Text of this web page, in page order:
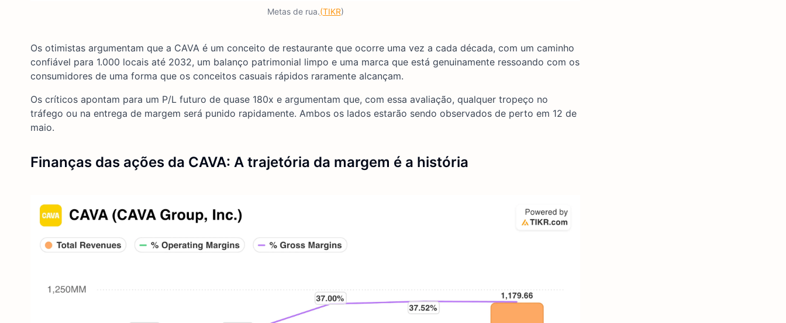
Metas de rua.(TIKR)
Os otimistas argumentam que a CAVA é um conceito de restaurante que ocorre uma vez a cada década, com um caminho
confiável para 1.000 locais até 2032, um balanço patrimonial limpo e uma marca que está genuinamente ressoando com os
consumidores de uma forma que os conceitos casuais rápidos raramente alcançam.
Os críticos apontam para um P/L futuro de quase 180x e argumentam que, com essa avaliação, qualquer tropeço no
tráfego ou na entrega de margem será punido rapidamente. Ambos os lados estarão sendo observados de perto em 12 de
maio.
Finanças das ações da CAVA: A trajetória da margem é a história